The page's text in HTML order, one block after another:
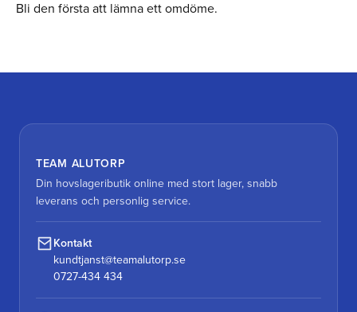
Bli den första att lämna ett omdöme.
TEAM ALUTORP
Din hovslageributik online med stort lager, snabb
leverans och personlig service.
Kontakt
kundtjanst@teamalutorp.se
0727-434 434